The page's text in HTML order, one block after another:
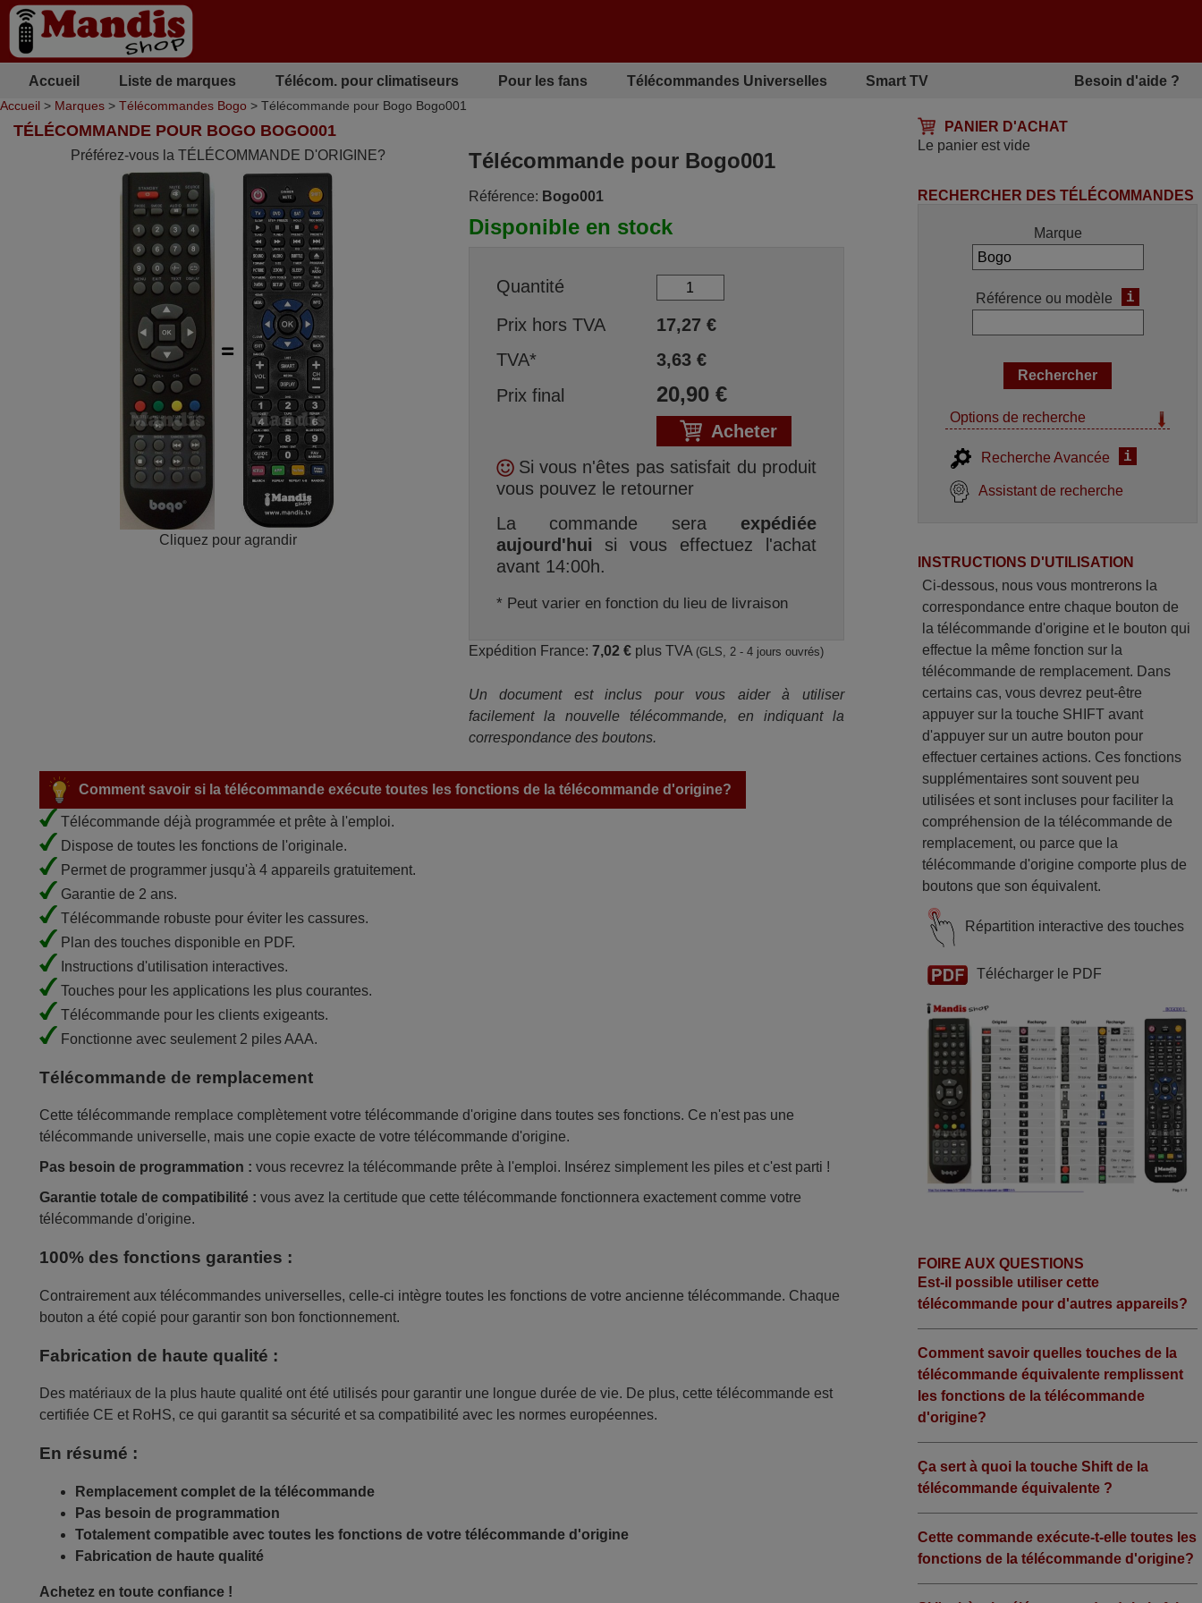
Accueil Liste de marques Télécom. pour climatiseurs Pour les fans Télécommandes Universelles Smart TV Besoin d'aide ?
Accueil > Marques > Télécommandes Bogo > Télécommande pour Bogo Bogo001
PANIER D'ACHAT
Le panier est vide
TÉLÉCOMMANDE POUR BOGO BOGO001
Préférez-vous la TÉLÉCOMMANDE D'ORIGINE?
Cliquez pour agrandir
Télécommande pour Bogo001
Référence: Bogo001
Disponible en stock
Quantité
Prix hors TVA
17,27€
TVA*
3,63€
Prix final
20,90€
Acheter
Si vous n'êtes pas satisfait du produit
vous pouvez le retourner
La commande sera expédiée
aujourd'hui si vous effectuez l'achat
avant 14:00h.
* Peut varier en fonction du lieu de livraison
Expédition France: 7,02 €plus TVA (GLS, 2 - 4 jours ouvrés)
Un document est inclus pour vous aider à utiliser
facilement la nouvelle télécommande, en indiquant la
correspondance des boutons.
Comment savoir si la télécommande exécute toutes les fonctions de la télécommande d'origine?
Télécommande déjà programmée et prête à l'emploi.
Dispose de toutes les fonctions de l'originale.
Permet de programmer jusqu'à 4 appareils gratuitement.
Garantie de 2 ans.
Télécommande robuste pour éviter les cassures.
Plan des touches disponible en PDF.
Instructions d'utilisation interactives.
Touches pour les applications les plus courantes.
Télécommande pour les clients exigeants.
Fonctionne avec seulement 2 piles AAA.
Télécommande de remplacement
Cette télécommande remplace complètement votre télécommande d'origine dans toutes ses fonctions. Ce n'est pas une
télécommande universelle, mais une copie exacte de votre télécommande d'origine.
Pas besoin de programmation : vous recevrez la télécommande prête à l'emploi. Insérez simplement les piles et c'est parti !
Garantie totale de compatibilité : vous avez la certitude que cette télécommande fonctionnera exactement comme votre
télécommande d'origine.
100% des fonctions garanties :
Contrairement aux télécommandes universelles, celle-ci intègre toutes les fonctions de votre ancienne télécommande. Chaque
bouton a été copié pour garantir son bon fonctionnement.
Fabrication de haute qualité :
Des matériaux de la plus haute qualité ont été utilisés pour garantir une longue durée de vie. De plus, cette télécommande est
certifiée CE et RoHS, ce qui garantit sa sécurité et sa compatibilité avec les normes européennes.
En résumé :
Remplacement complet de la télécommande
Pas besoin de programmation
Totalement compatible avec toutes les fonctions de votre télécommande d'origine
Fabrication de haute qualité
Achetez en toute confiance !
RECHERCHER DES TÉLÉCOMMANDES
Marque
Référence ou modèle i
Options de recherche
Recherche Avancée i
Assistant de recherche
INSTRUCTIONS D'UTILISATION
Ci-dessous, nous vous montrerons la
correspondance entre chaque bouton de
la télécommande d'origine et le bouton qui
effectue la même fonction sur la
télécommande de remplacement. Dans
certains cas, vous devrez peut-être
appuyer sur la touche SHIFT avant
d'appuyer sur un autre bouton pour
effectuer certaines actions. Ces fonctions
supplémentaires sont souvent peu
utilisées et sont incluses pour faciliter la
compréhension de la télécommande de
remplacement, ou parce que la
télécommande d'origine comporte plus de
boutons que son équivalent.
Répartition interactive des touches
Télécharger le PDF
FOIRE AUX QUESTIONS
Est-il possible utiliser cette
télécommande pour d'autres appareils?
Comment savoir quelles touches de la
télécommande équivalente remplissent
les fonctions de la télécommande
d'origine?
Ça sert à quoi la touche Shift de la
télécommande équivalente ?
Cette commande exécute-t-elle toutes les
fonctions de la télécommande d'origine?